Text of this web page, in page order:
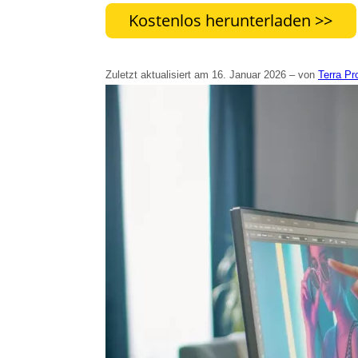
Zuletzt aktualisiert am 16. Januar 2026 – von Terra